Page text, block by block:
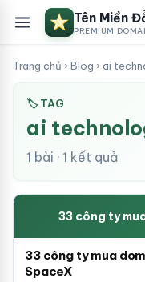
Tên Miền
PREMIUM
Trang chủ ›Blog ›ai
🏷 TAG
ai
1 bài · 1 kết quả
33 công ty
33 công ty mua
SpaceX